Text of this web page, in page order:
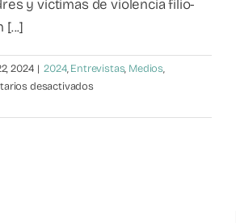
y víctimas de violencia filio-
[...]
2024 | 2024,Entrevistas, Medios,
desactivadosen
por